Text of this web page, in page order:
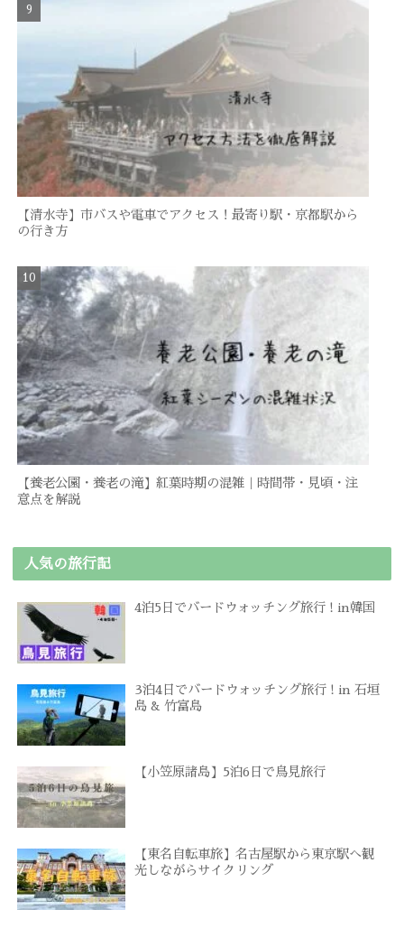
【清水寺】市バスや電車でアクセス！最寄り駅・京都駅から
の行き方
【養老公園・養老の滝】紅葉時期の混雑｜時間帯・見頃・注
意点を解説
人気の旅行記
4泊5日でバードウォッチング旅行 ! in韓国
3泊4日でバードウォッチング旅行 ! in 石垣
島 & 竹富島
【小笠原諸島】5泊6日で鳥見旅行
【東名自転車旅】名古屋駅から東京駅へ観
光しながらサイクリング